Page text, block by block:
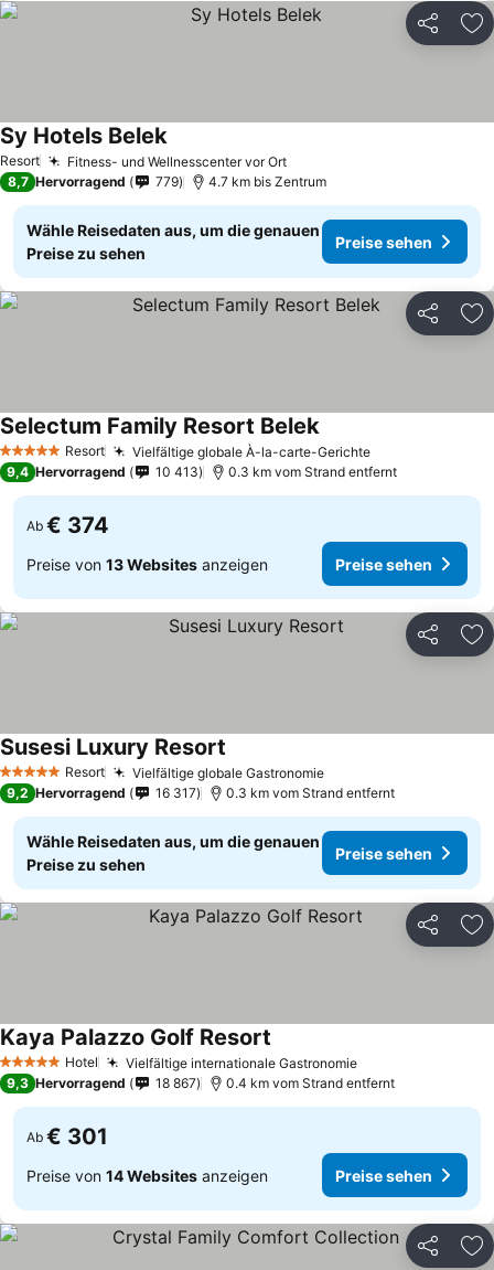
Teilen
Resort Fitness- und Wellnesscenter vor Ort
Sy Hotels Belek
8,7 Hervorragend 779 4.7 km bis Zentrum
Wähle Reisedaten aus, um die genauen
Preise zu sehen
Preise sehen
Teilen
5 Sterne Resort Vielfältige globale À-la-carte-Gerichte
Selectum Family Resort Belek
9,4 Hervorragend 10 413 0.3 km vom Strand entfernt
Ab € 374
Preise von 13 Websites anzeigen Preise sehen
Teilen
5 Sterne Resort Vielfältige globale Gastronomie
Susesi Luxury Resort
9,2 Hervorragend 16 317 0.3 km vom Strand entfernt
Wähle Reisedaten aus, um die genauen
Preise zu sehen
Preise sehen
Teilen
5 Sterne Hotel Vielfältige internationale Gastronomie
Kaya Palazzo Golf Resort
9,3 Hervorragend 18 867 0.4 km vom Strand entfernt
Ab € 301
Preise von 14 Websites anzeigen Preise sehen
Teilen